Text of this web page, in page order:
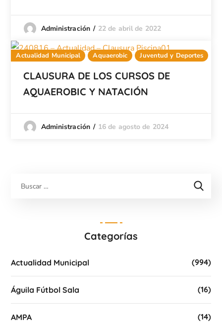
Administración 22 de abril de 2022
Actualidad Municipal Aquaerobic Juventud y Deportes
CLAUSURA DE LOS CURSOS DE
AQUAEROBIC Y NATACIÓN
Administración 16 de agosto de 2024
Categorías
Actualidad Municipal (994)
Águila Fútbol Sala (16)
AMPA (14)